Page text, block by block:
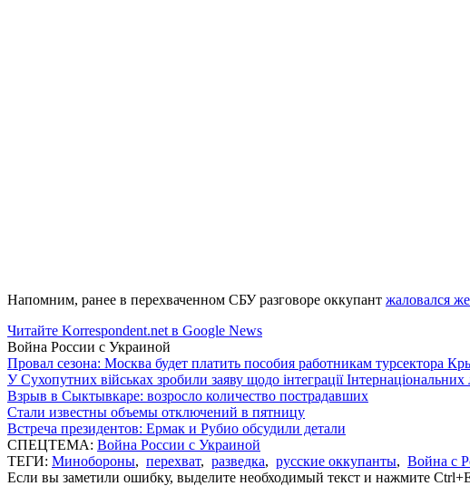
Напомним, ранее в перехваченном СБУ разговоре оккупант жаловался
Читайте Korrespondent.net в Google News
Война России с Украиной
Провал сезона: Москва будет платить пособия работникам турсектора
У Сухопутних військах зробили заяву щодо інтеграції Інтернаціональних
Взрыв в Сыктывкаре: возросло количество пострадавших
Стали известны объемы отключений в пятницу
Встреча президентов: Ермак и Рубио обсудили детали
СПЕЦТЕМА: Война России с Украиной
ТЕГИ: Минобороны, перехват, разведка, русские оккупанты, Война с
Если вы заметили ошибку, выделите необходимый текст и нажмите